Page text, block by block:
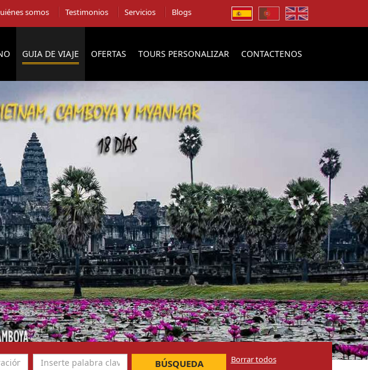
somos Testimonios Servicios Blogs
GUIA DE VIAJE OFERTAS TOURS PERSONALIZAR CONTACTENOS
BÚSQUEDA Borrar todos